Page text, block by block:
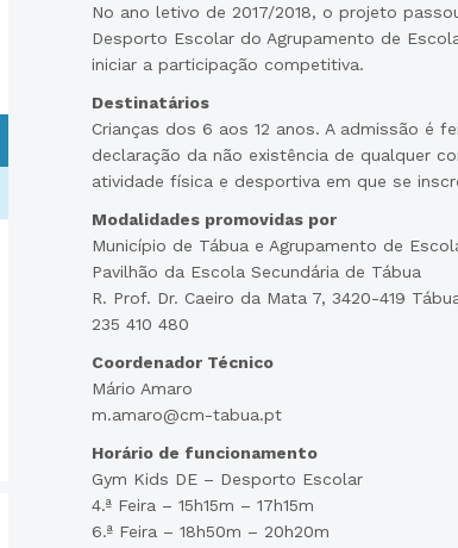
No ano letivo de 2017/2018, o projeto
Desporto Escolar do Agrupamento de
iniciar a participação competitiva.
Destinatários
Crianças dos 6 aos 12 anos. A admissão é
declaração da não existência de qualquer
atividade física e desportiva em que se
Modalidades promovidas por
Município de Tábua e Agrupamento de
Pavilhão da Escola Secundária de Tábua
R. Prof. Dr. Caeiro da Mata 7, 3420-419
235 410 480
Coordenador Técnico
Mário Amaro
m.amaro@cm-tabua.pt
Horário de funcionamento
Gym Kids DE – Desporto Escolar
4.ª Feira – 15h15m – 17h15m
6.ª Feira – 18h50m – 20h20m